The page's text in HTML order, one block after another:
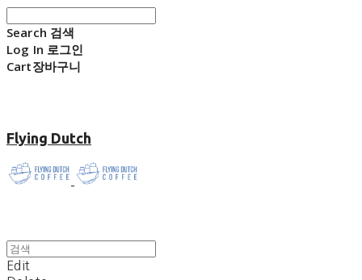
Search 검색
Log In 로그인
Cart장바구니
Flying Dutch
Edit